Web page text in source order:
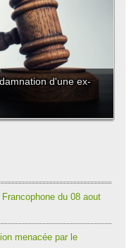
d'une ex-
du 08 aout
menacée par le